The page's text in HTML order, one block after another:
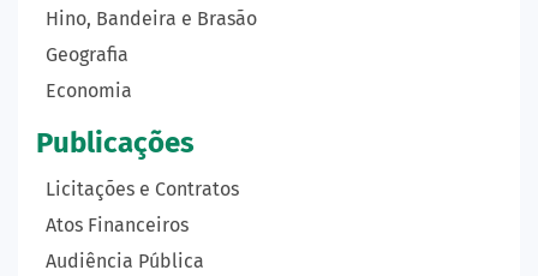
Hino, Bandeira e Brasão
Geografia
Economia
Publicações
Licitações e Contratos
Atos Financeiros
Audiência Pública